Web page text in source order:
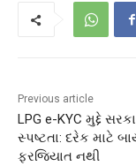
Previous article
LPG e-KYC મુદ્દે
સ્પષ્ટતા: દરેક માટે
ફરજિયાત નથી